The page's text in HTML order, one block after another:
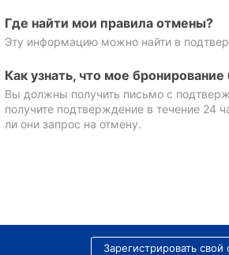
Где найти мои правила отмены?
Эту информацию можно найти в
Как узнать, что мое
Вы должны получить письмо с
получите подтверждение в течение 24
ли они запрос на отмену.
Зарегистрировать свой